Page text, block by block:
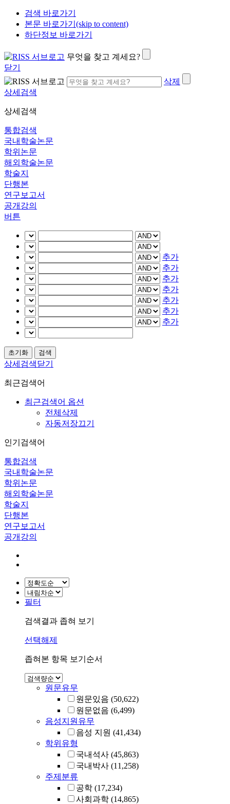
검색 바로가기
본문 바로가기(skip to content)
하단정보 바로가기
무엇을 찾고 계세요?
닫기
삭제
상세검색
상세검색
통합검색
국내학술논문
학위논문
해외학술논문
학술지
단행본
연구보고서
공개강의
버튼
추가
추가
추가
추가
추가
추가
추가
상세검색닫기
최근검색어
최근검색어 옵션
전체삭제
자동저장끄기
인기검색어
통합검색
국내학술논문
학위논문
해외학술논문
학술지
단행본
연구보고서
공개강의
필터
검색결과 좁혀 보기
선택해제
좁혀본 항목 보기순서
원문유무
원문있음 (50,622)
원문없음 (6,499)
음성지원유무
음성 지원 (41,434)
학위유형
국내석사 (45,863)
국내박사 (11,258)
주제분류
공학 (17,234)
사회과학 (14,865)